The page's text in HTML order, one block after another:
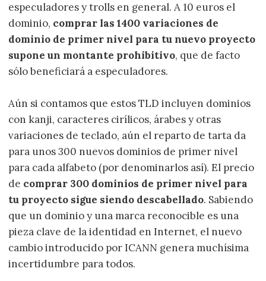
especuladores y trolls en general. A 10 euros el
dominio, comprar las 1400 variaciones de
dominio de primer nivel para tu nuevo proyecto
supone un montante prohibitivo, que de facto
sólo beneficiará a especuladores.
Aún si contamos que estos TLD incluyen dominios
con kanji, caracteres cirílicos, árabes y otras
variaciones de teclado, aún el reparto de tarta da
para unos 300 nuevos dominios de primer nivel
para cada alfabeto (por denominarlos así). El precio
de comprar 300 dominios de primer nivel para
tu proyecto sigue siendo descabellado. Sabiendo
que un dominio y una marca reconocible es una
pieza clave de la identidad en Internet, el nuevo
cambio introducido por ICANN genera muchísima
incertidumbre para todos.